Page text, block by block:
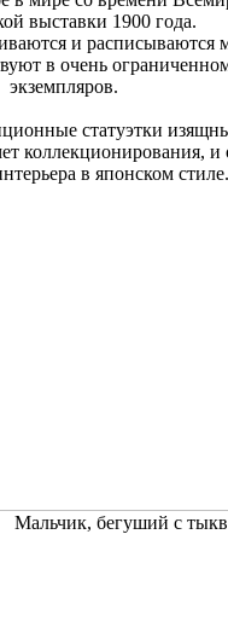
выставки 1900 года.
и расписываются
в очень
экземпляров.
статуэтки
коллекционирования, и
в японском стиле.